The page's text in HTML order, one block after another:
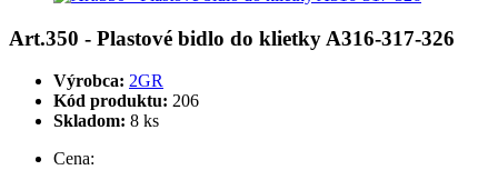
Art.350 - Plastové bidlo do klietky A316-317-326
Výrobca: 2GR
Kód produktu: 206
Skladom: 8 ks
Cena: